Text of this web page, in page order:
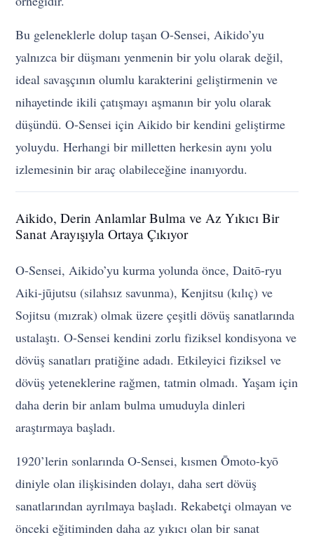
Bu geleneklerle dolup taşan O-Sensei, Aikido’yu
yalnızca bir düşmanı yenmenin bir yolu olarak değil,
ideal savaşçının olumlu karakterini geliştirmenin ve
nihayetinde ikili çatışmayı aşmanın bir yolu olarak
düşündü. O-Sensei için Aikido bir kendini geliştirme
yoluydu. Herhangi bir milletten herkesin aynı yolu
izlemesinin bir araç olabileceğine inanıyordu.
Aikido, Derin Anlamlar Bulma ve Az Yıkıcı Bir
Sanat Arayışıyla Ortaya Çıkıyor
O-Sensei, Aikido’yu kurma yolunda önce, Daitō-ryu
Aiki-jūjutsu (silahsız savunma), Kenjitsu (kılıç) ve
Sojitsu (mızrak) olmak üzere çeşitli dövüş sanatlarında
ustalaştı. O-Sensei kendini zorlu fiziksel kondisyona ve
dövüş sanatları pratiğine adadı. Etkileyici fiziksel ve
dövüş yeteneklerine rağmen, tatmin olmadı. Yaşam için
daha derin bir anlam bulma umuduyla dinleri
araştırmaya başladı.
1920’lerin sonlarında O-Sensei, kısmen Ōmoto-kyō
diniyle olan ilişkisinden dolayı, daha sert dövüş
sanatlarından ayrılmaya başladı. Rekabetçi olmayan ve
önceki eğitiminden daha az yıkıcı olan bir sanat